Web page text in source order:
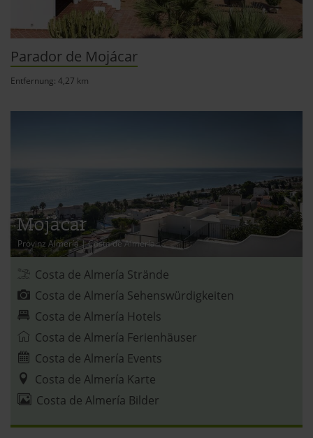
Parador de Mojácar
Entfernung: 4,27 km
Mojácar
Provinz Almería|Costa de Almería
Costa de Almería Strände
Costa de Almería Sehenswürdigkeiten
Costa de Almería Hotels
Costa de Almería Ferienhäuser
Costa de Almería Events
Costa de Almería Karte
Costa de Almería Bilder